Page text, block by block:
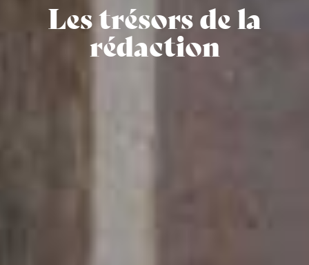
Les trésors de la
rédaction